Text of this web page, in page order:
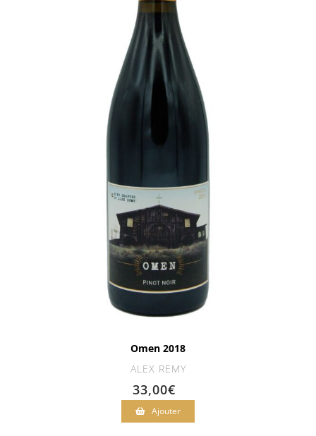
Omen 2018
ALEX REMY
33,00€
Ajouter